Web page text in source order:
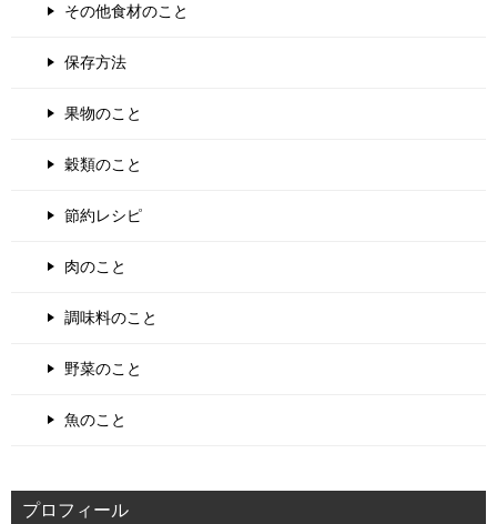
その他食材のこと
保存方法
果物のこと
穀類のこと
節約レシピ
肉のこと
調味料のこと
野菜のこと
魚のこと
プロフィール